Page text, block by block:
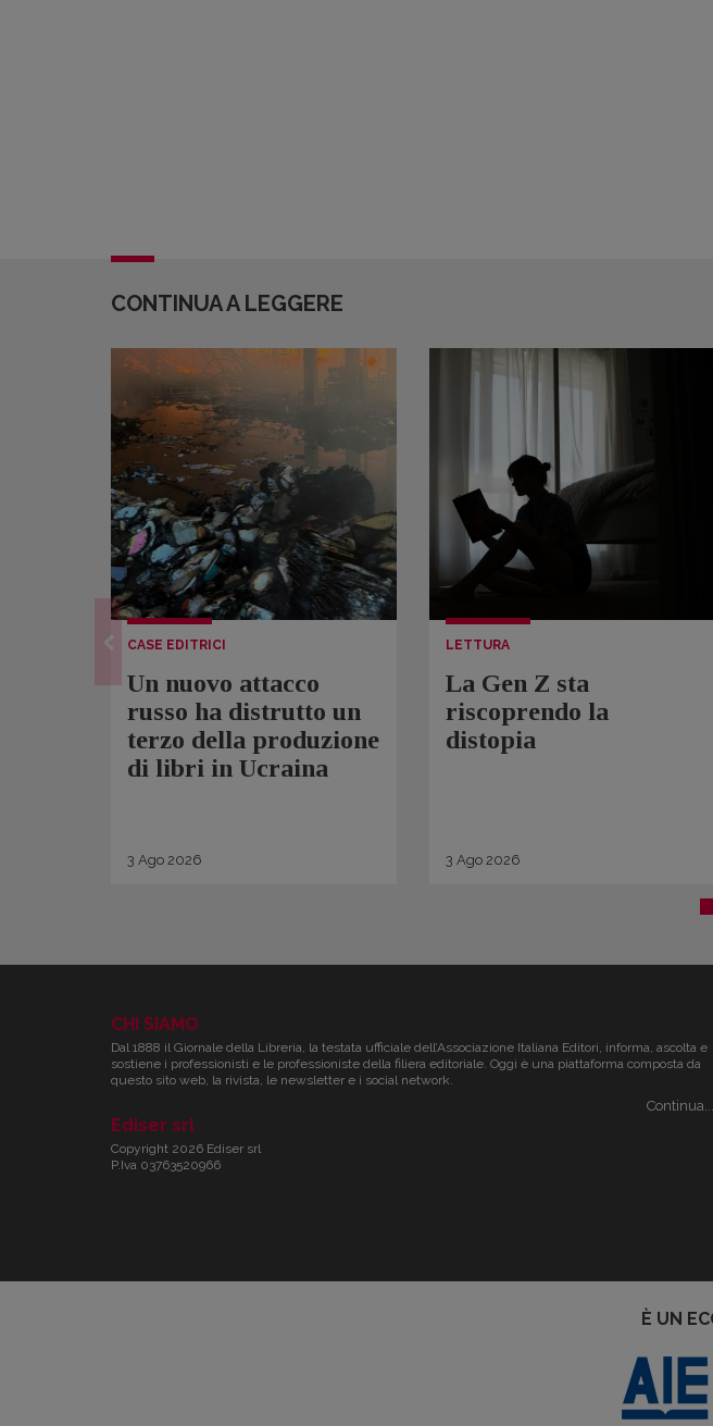
CONTINUA A LEGGERE
CASE EDITRICI
Un nuovo attacco
russo ha distrutto un
terzo della produzione
di libri in Ucraina
3 Ago 2026
LETTURA
La Gen Z sta
riscoprendo la
distopia
3 Ago 2026
CHI SIAMO
Dal 1888 il Giornale della Libreria, la testata ufficiale dell’Associazione Italiana Editori, informa, ascolta e
sostiene i professionisti e le professioniste della filiera editoriale. Oggi è una piattaforma composta da
questo sito web, la rivista, le newsletter e i social network.
Continua...
Ediser srl
Copyright 2026 Ediser srl
P.Iva 03763520966
È UN